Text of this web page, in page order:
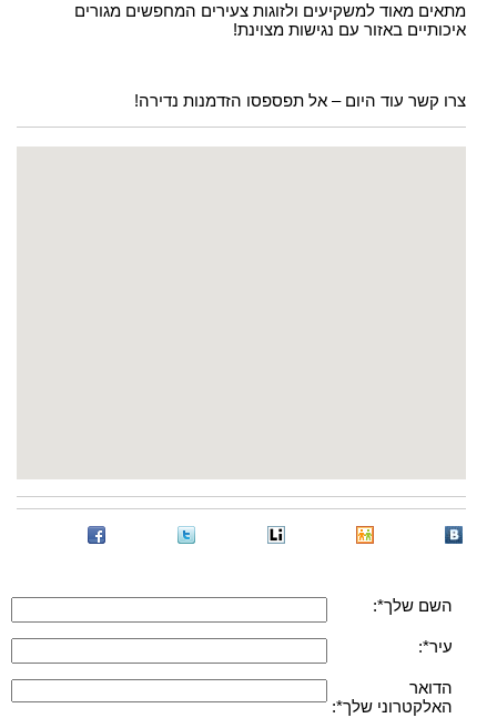
מתאים מאוד למשקיעים ולזוגות צעירים המחפשים מגורים
איכותיים באזור עם נגישות מצוינת!
צרו קשר עוד היום – אל תפספסו הזדמנות נדירה!
השם שלך*:
עיר*:
הדואר
האלקטרוני שלך*: